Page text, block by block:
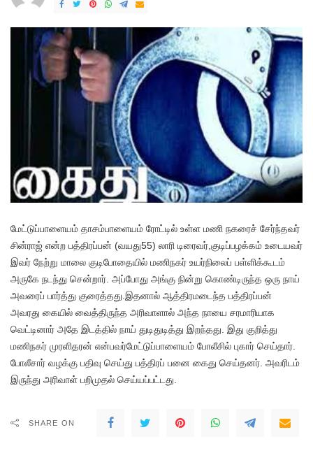
மேட்டுப்பாளையம் தாசம்பாளையம் ரோட்டில் உள்ள மணி நகரைச் சேர்ந்தவர்
சின்ராஜ் என்ற பத்திரப்பன் (வயது55) லாரி டிரைவர்,குடிப்பழக்கம் உடையவர்
இவர் நேற்று மாலை குடிபோதையில் மணிநகர் உயர்நிலைப் பள்ளிக்கூடம்
அருகே நடந்து சென்றார். அப்போது அங்கு நின்று கொண்டிருந்த ஒரு நாய்
அவரைப் பார்த்து குரைத்தது.இதனால் ஆத்திரமடைந்த பத்திரப்பன்
அவரது கையில் வைத்திருந்த அரிவாளால் அந்த நாயை சரமாரியாக
வெட்டினார் அதே இடத்தில் நாய் துடிதுடித்து இறந்தது. இது குறித்து
மணிநகர் முரளிதரன் என்பவர்மேட்டுப்பாளையம் போலீசில் புகார் செய்தார்.
போலீசார் வழக்கு பதிவு செய்து பத்திரப் பனை கைது செய்தனர். அவரிடம்
இருந்து அரிவாள் பறிமுதல் செய்யப்பட்டது.
SHARE ON